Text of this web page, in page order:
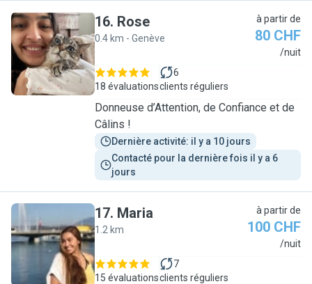
R
16. Rose
0.4 km - Genève
à partir de
80 CHF
/nuit
18 évaluations
6
clients réguliers
Donneuse d’Attention, de Confiance et de
Câlins !
Dernière activité: il y a 10 jours
Contacté pour la dernière fois il y a 6
jours
M
17. Maria
1.2 km
à partir de
100 CHF
/nuit
15 évaluations
7
clients réguliers